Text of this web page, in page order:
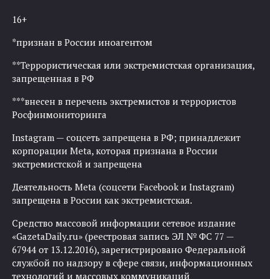
16+
*признан в России иноагентом
**Террористическая или экстремистская организация,
запрещенная в РФ
***внесен в перечень экстремистов и террористов
Росфинмониторинга
Instagram — соцсеть запрещена в РФ; принадлежит
корпорации Meta, которая признана в России
экстремистской и запрещена
Деятельность Meta (соцсети Facebook и Instagram)
запрещена в России как экстремистская.
Средство массовой информации сетевое издание
«GazetaDaily.ru» (реестровая запись ЭЛ № ФС 77 —
67944 от 13.12.2016), зарегистрировано Федеральной
службой по надзору в сфере связи, информационных
технологий и массовых коммуникаций